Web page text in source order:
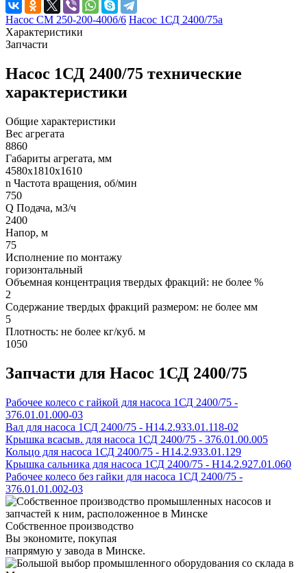
Насос СМ 250-200-400б/6 Насос 1СД 2400/75а
Характеристики
Запчасти
Насос 1СД 2400/75 технические
характеристики
Общие характеристики
Вес агрегата
8860
Габариты агрегата, мм
4580х1810х1610
n Частота вращения, об/мин
750
Q Подача, м3/ч
2400
Напор, м
75
Исполнение по монтажу
горизонтальный
Объемная концентрация твердых фракций: не более %
2
Содержание твердых фракций размером: не более мм
5
Плотность: не более кг/куб. м
1050
Запчасти для Насос 1СД 2400/75
Рабочее колесо с гайкой для насоса 1СД 2400/75 -
376.01.01.000-03
Вал для насоса 1СД 2400/75 - Н14.2.933.01.118-02
Крышка всасыв. для насоса 1СД 2400/75 - 376.01.00.005
Кольцо для насоса 1СД 2400/75 - Н14.2.933.01.129
Крышка сальника для насоса 1СД 2400/75 - Н14.2.927.01.060
Рабочее колесо без гайки для насоса 1СД 2400/75 -
376.01.01.002-03
Собственное производство
Вы экономите, покупая
напрямую у завода в Минске.